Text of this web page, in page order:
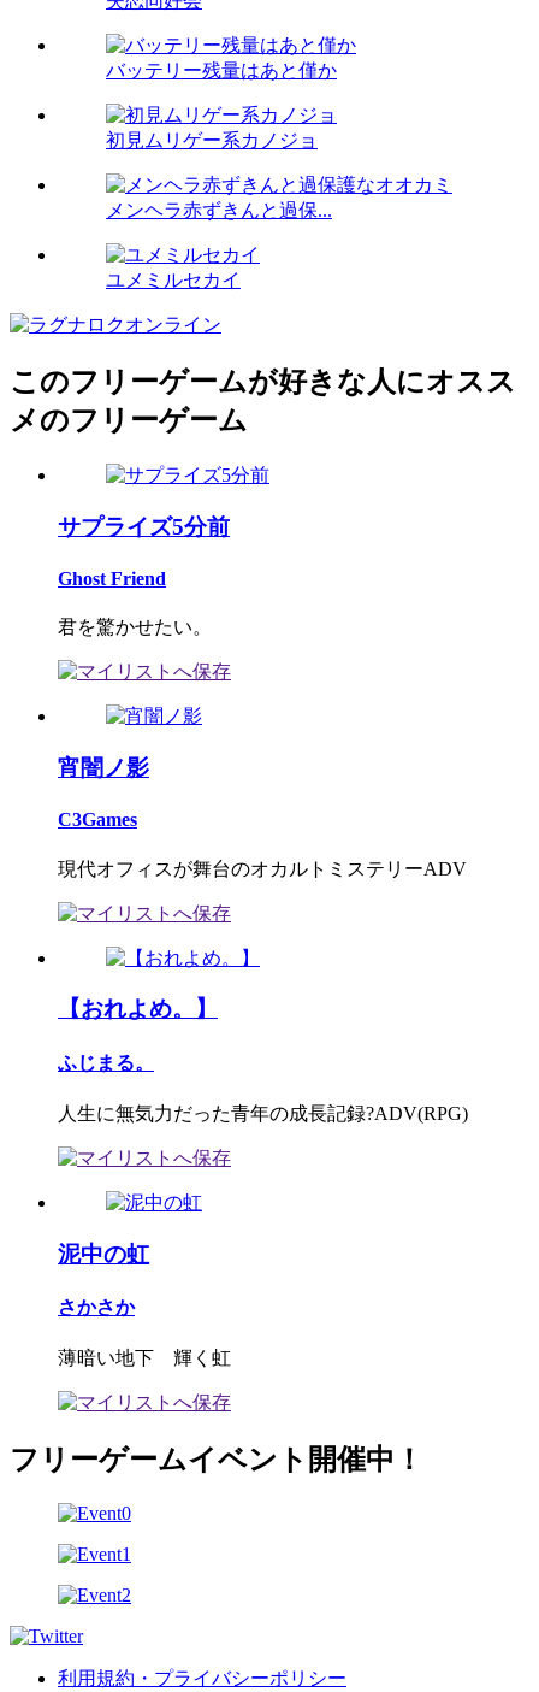
バッテリー残量はあと僅か
初見ムリゲー系カノジョ
メンヘラ赤ずきんと過保...
ユメミルセカイ
このフリーゲームが好きな人にオスス
メのフリーゲーム
サプライズ5分前
Ghost Friend
君を驚かせたい。
宵闇ノ影
C3Games
現代オフィスが舞台のオカルトミステリーADV
【おれよめ。】
ふじまる。
人生に無気力だった青年の成長記録?ADV(RPG)
泥中の虹
さかさか
薄暗い地下 輝く虹
フリーゲームイベント開催中！
利用規約・プライバシーポリシー